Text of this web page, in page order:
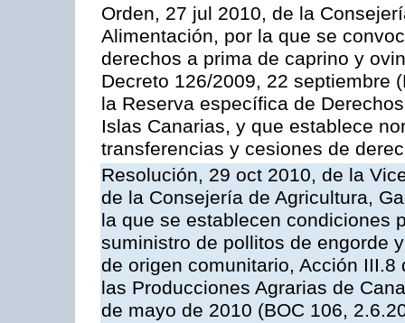
Orden, 27 jul 2010, de la
Alimentación, por la que se
derechos a prima de caprino y
Decreto 126/2009, 22 septiembre
la Reserva específica de
Islas Canarias, y que establece
transferencias y cesiones de
Resolución, 29 oct 2010, de la
de la Consejería de Agricultura,
la que se establecen condiciones
suministro de pollitos de engorde
de origen comunitario, Acción
las Producciones Agrarias de
de mayo de 2010 (BOC 106,